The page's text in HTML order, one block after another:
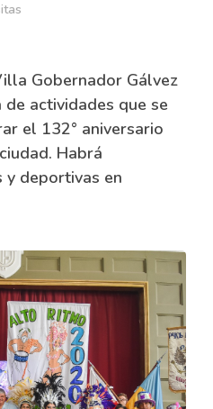
Gobernador Gálvez
actividades que se
el 132° aniversario
Habrá
deportivas en